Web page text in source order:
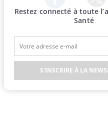
Facebook
Restez connecté à toute
Santé
S'INSCRIRE À LA